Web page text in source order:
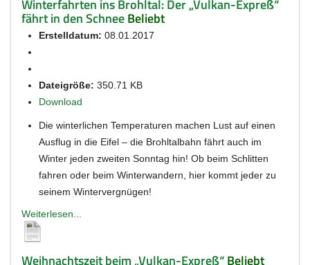
Winterfahrten ins Brohltal: Der „Vulkan-Expreß“
fährt in den SchneeBeliebt
Erstelldatum: 08.01.2017
Dateigröße: 350.71 KB
Download
Die winterlichen Temperaturen machen Lust auf einen
Ausflug in die Eifel – die Brohltalbahn fährt auch im
Winter jeden zweiten Sonntag hin! Ob beim Schlitten
fahren oder beim Winterwandern, hier kommt jeder zu
seinem Wintervergnügen!
Weiterlesen...
Weihnachtszeit beim „Vulkan-Expreß“Beliebt